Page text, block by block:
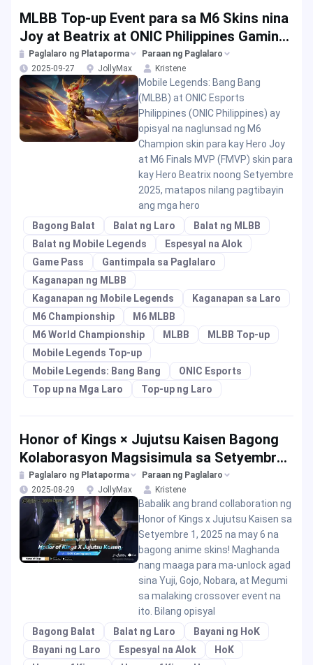
MLBB Top-up Event para sa M6 Skins nina
Joy at Beatrix at ONIC Philippines Gaming
Rewards
Paglalaro ng Plataporma
Paraan ng Paglalaro
2025-09-27
JollyMax Kristene
Mobile Legends: Bang Bang
(MLBB) at ONIC Esports
Philippines (ONIC Philippines) ay
opisyal na naglunsad ng M6
Champion skin para kay Hero Joy
at M6 Finals MVP (FMVP) skin para
kay Hero Beatrix noong Setyembre
2025, matapos nilang pagtibayin
ang mga hero
Bagong Balat
Balat ng Laro
Balat ng MLBB
Balat ng Mobile Legends
Espesyal na Alok
Game Pass
Gantimpala sa Paglalaro
Kaganapan ng MLBB
Kaganapan ng Mobile Legends
Kaganapan sa Laro
M6 Championship
M6 MLBB
M6 World Championship
MLBB
MLBB Top-up
Mobile Legends Top-up
Mobile Legends: Bang Bang
ONIC Esports
Top up na Mga Laro
Top-up ng Laro
Honor of Kings × Jujutsu Kaisen Bagong
Kolaborasyon Magsisimula sa Setyembre
2025
Paglalaro ng Plataporma
Paraan ng Paglalaro
2025-08-29
JollyMax Kristene
Babalik ang brand collaboration ng
Honor of Kings x Jujutsu Kaisen sa
Setyembre 1, 2025 na may 6 na
bagong anime skins! Maghanda
nang maaga para ma-unlock agad
sina Yuji, Gojo, Nobara, at Megumi
sa malaking crossover event na
ito. Bilang opisyal
Bagong Balat
Balat ng Laro
Bayani ng HoK
Bayani ng Laro
Espesyal na Alok
HoK